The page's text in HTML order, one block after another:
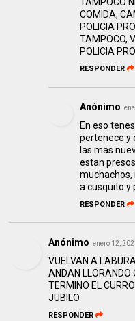
TAMPOCO
COMIDA,
POLICIA
TAMPOCO,
POLICIA
RESPONDER
Anónimo
En eso
pertenece y
las mas
estan
muchachos,
a cusquito y
RESPONDER
Anónimo enero 12,
VUELVAN A
ANDAN LLORANDO
TERMINO EL
JUBILO
RESPONDER